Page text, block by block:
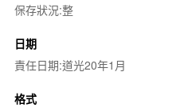
保存狀況:整
日期
責任日期:道光20年1月
格式